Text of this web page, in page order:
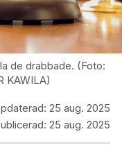
de drabbade. (Foto:
KAWILA)
25 aug. 2025
25 aug. 2025